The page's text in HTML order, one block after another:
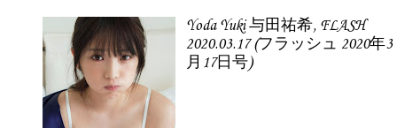
Yoda Yuki 与田祐希, FLASH
2020.03.17 (フラッシュ 2020年3
月17日号)